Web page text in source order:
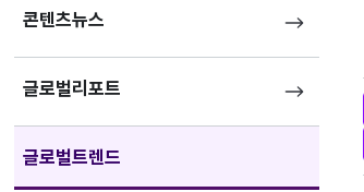
콘텐츠뉴스
글로벌리포트
글로벌트렌드